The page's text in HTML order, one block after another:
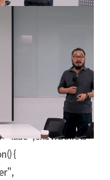
"fade", showBullets :
{